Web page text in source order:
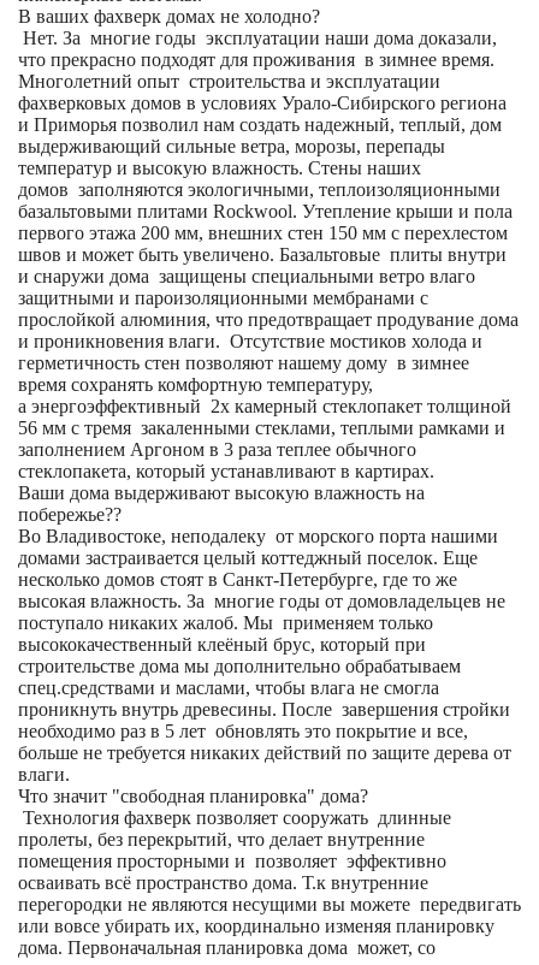
В ваших фахверк домах не холодно?
Нет. За многие годы эксплуатации наши дома доказали,
что прекрасно подходят для проживания в зимнее время.
Многолетний опыт строительства и эксплуатации
фахверковых домов в условиях Урало-Сибирского региона
и Приморья позволил нам создать надежный, теплый, дом
выдерживающий сильные ветра, морозы, перепады
температур и высокую влажность. Стены наших
домов заполняются экологичными, теплоизоляционными
базальтовыми плитами Rockwool. Утепление крыши и пола
первого этажа 200 мм, внешних стен 150 мм с перехлестом
швов и может быть увеличено. Базальтовые плиты внутри
и снаружи дома защищены специальными ветро влаго
защитными и пароизоляционными мембранами с
прослойкой алюминия, что предотвращает продувание дома
и проникновения влаги. Отсутствие мостиков холода и
герметичность стен позволяют нашему дому в зимнее
время сохранять комфортную температуру,
а энергоэффективный 2х камерный стеклопакет толщиной
56 мм с тремя закаленными стеклами, теплыми рамками и
заполнением Аргоном в 3 раза теплее обычного
стеклопакета, который устанавливают в картирах.
Ваши дома выдерживают высокую влажность на
побережье??
Во Владивостоке, неподалеку от морского порта нашими
домами застраивается целый коттеджный поселок. Еще
несколько домов стоят в Санкт-Петербурге, где то же
высокая влажность. За многие годы от домовладельцев не
поступало никаких жалоб. Мы применяем только
высококачественный клеёный брус, который при
строительстве дома мы дополнительно обрабатываем
спец.средствами и маслами, чтобы влага не смогла
проникнуть внутрь древесины. После завершения стройки
необходимо раз в 5 лет обновлять это покрытие и все,
больше не требуется никаких действий по защите дерева от
влаги.
Что значит "свободная планировка" дома?
Технология фахверк позволяет сооружать длинные
пролеты, без перекрытий, что делает внутренние
помещения просторными и позволяет эффективно
осваивать всё пространство дома. Т.к внутренние
перегородки не являются несущими вы можете передвигать
или вовсе убирать их, координально изменяя планировку
дома. Первоначальная планировка дома может, со